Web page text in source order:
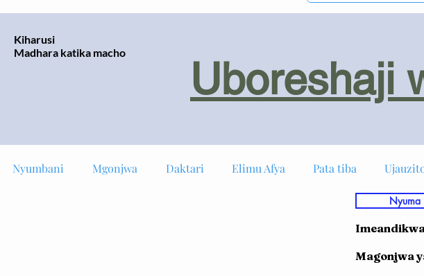
Uboreshaji
Nyumbani Mgonjwa Daktari Elimu Afya Pata tiba
Kiharusi
Madhara katika macho
Nyuma
Magonjwa